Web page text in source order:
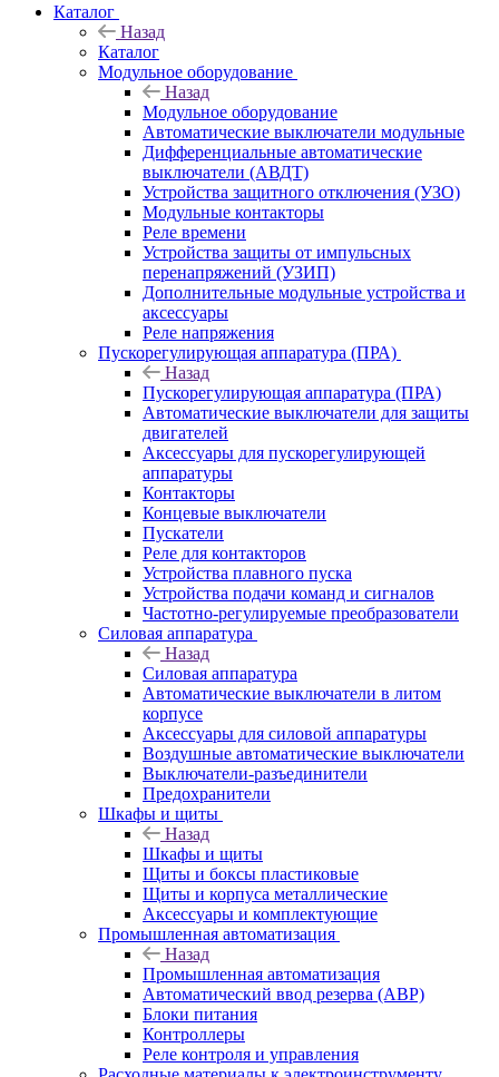
Каталог
Назад
Каталог
Модульное оборудование
Назад
Модульное оборудование
Автоматические выключатели модульные
Дифференциальные автоматические
выключатели (АВДТ)
Устройства защитного отключения (УЗО)
Модульные контакторы
Реле времени
Устройства защиты от импульсных
перенапряжений (УЗИП)
Дополнительные модульные устройства и
аксессуары
Реле напряжения
Пускорегулирующая аппаратура (ПРА)
Назад
Пускорегулирующая аппаратура (ПРА)
Автоматические выключатели для защиты
двигателей
Аксессуары для пускорегулирующей
аппаратуры
Контакторы
Концевые выключатели
Пускатели
Реле для контакторов
Устройства плавного пуска
Устройства подачи команд и сигналов
Частотно-регулируемые преобразователи
Силовая аппаратура
Назад
Силовая аппаратура
Автоматические выключатели в литом
корпусе
Аксессуары для силовой аппаратуры
Воздушные автоматические выключатели
Выключатели-разъединители
Предохранители
Шкафы и щиты
Назад
Шкафы и щиты
Щиты и боксы пластиковые
Щиты и корпуса металлические
Аксессуары и комплектующие
Промышленная автоматизация
Назад
Промышленная автоматизация
Автоматический ввод резерва (АВР)
Блоки питания
Контроллеры
Реле контроля и управления